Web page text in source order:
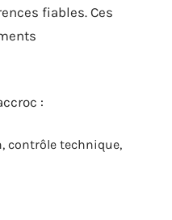
fiables. Ces
:
contrôle technique,